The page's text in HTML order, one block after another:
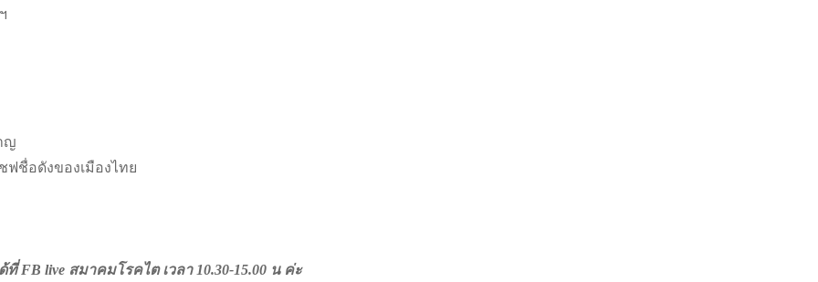
ญ
ฟชื่อดังของเมืองไทย
FB live สมาคมโรคไต เวลา 10.30-15.00 น ค่ะ